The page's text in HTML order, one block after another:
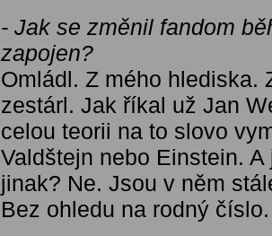
- Jak se změnil fandom
zapojen?
Omládl. Z mého hlediska.
zestárl. Jak říkal už Jan
celou teorii na to slovo
Valdštejn nebo Einstein.
jinak? Ne. Jsou v něm
Bez ohledu na rodný číslo.